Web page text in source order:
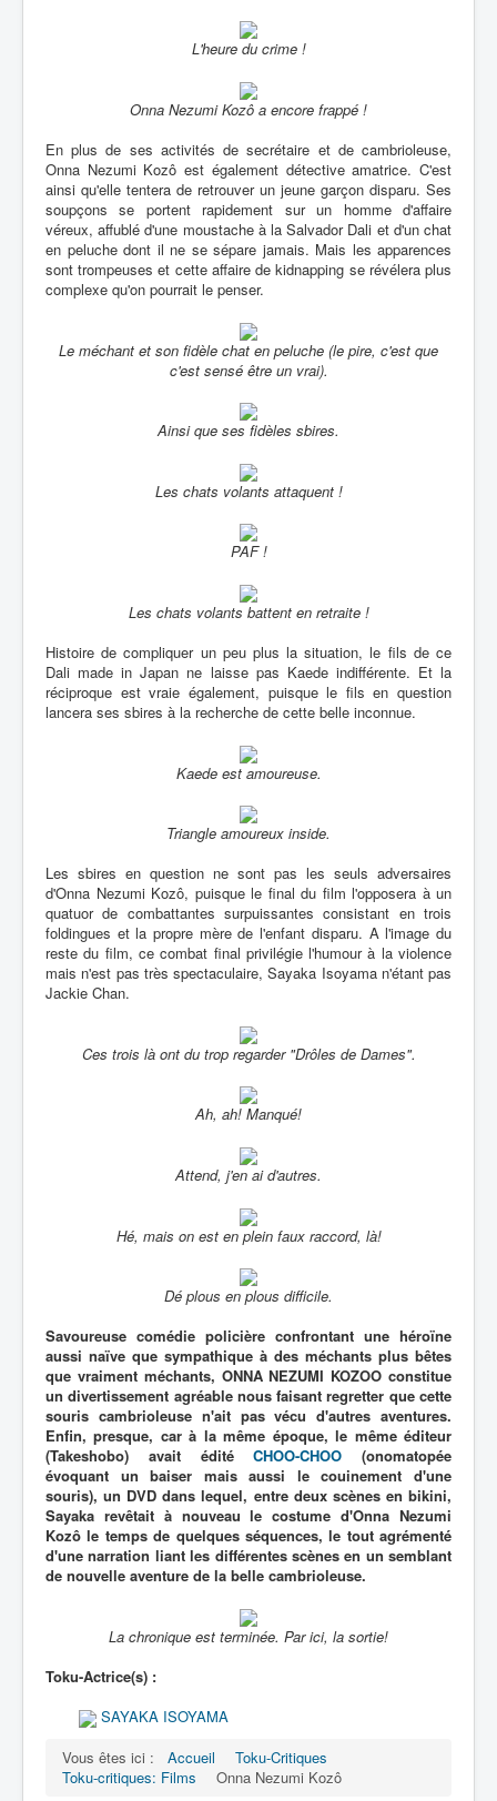
L'heure du crime !
Onna Nezumi Kozô a encore frappé !
En plus de ses activités de secrétaire et de cambrioleuse,
Onna Nezumi Kozô est également détective amatrice. C'est
ainsi qu'elle tentera de retrouver un jeune garçon disparu. Ses
soupçons se portent rapidement sur un homme d'affaire
véreux, affublé d'une moustache à la Salvador Dali et d'un chat
en peluche dont il ne se sépare jamais. Mais les apparences
sont trompeuses et cette affaire de kidnapping se révélera plus
complexe qu'on pourrait le penser.
Le méchant et son fidèle chat en peluche (le pire, c'est que
c'est sensé être un vrai).
Ainsi que ses fidèles sbires.
Les chats volants attaquent !
PAF !
Les chats volants battent en retraite !
Histoire de compliquer un peu plus la situation, le fils de ce
Dali made in Japan ne laisse pas Kaede indifférente. Et la
réciproque est vraie également, puisque le fils en question
lancera ses sbires à la recherche de cette belle inconnue.
Kaede est amoureuse.
Triangle amoureux inside.
Les sbires en question ne sont pas les seuls adversaires
d'Onna Nezumi Kozô, puisque le final du film l'opposera à un
quatuor de combattantes surpuissantes consistant en trois
foldingues et la propre mère de l'enfant disparu. A l'image du
reste du film, ce combat final privilégie l'humour à la violence
mais n'est pas très spectaculaire, Sayaka Isoyama n'étant pas
Jackie Chan.
Ces trois là ont du trop regarder "Drôles de Dames".
Ah, ah! Manqué!
Attend, j'en ai d'autres.
Hé, mais on est en plein faux raccord, là!
Dé plous en plous difficile.
Savoureuse comédie policière confrontant une héroïne
aussi naïve que sympathique à des méchants plus bêtes
que vraiment méchants, ONNA NEZUMI KOZOO constitue
un divertissement agréable nous faisant regretter que cette
souris cambrioleuse n'ait pas vécu d'autres aventures.
Enfin, presque, car à la même époque, le même éditeur
(Takeshobo) avait éditéCHOO-CHOO (onomatopée
évoquant un baiser mais aussi le couinement d'une
souris), un DVD dans lequel, entre deux scènes en bikini,
Sayaka revêtait à nouveau le costume d'Onna Nezumi
Kozô le temps de quelques séquences, le tout agrémenté
d'une narration liant les différentes scènes en un semblant
de nouvelle aventure de la belle cambrioleuse.
La chronique est terminée. Par ici, la sortie!
Toku-Actrice(s) :
SAYAKA ISOYAMA
Vous êtes ici :
Accueil
Toku-Critiques
Toku-critiques: Films
Onna Nezumi Kozô